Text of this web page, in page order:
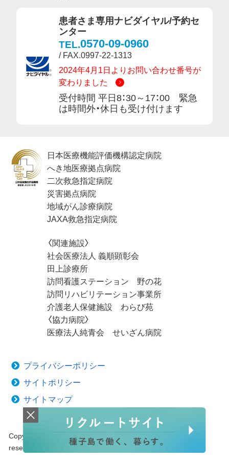
患者さま専用ナビダイヤル/予約セ
ンター
TEL.0570-09-0960
/ FAX.0997-22-1313
2024年4月1日よりお問い合わせ番号が
変わりました
受付時間 平日8：30～17：00 緊急
は時間外・休日も受け付けます
日本医療機能評価機構認定病院
へき地医療拠点病院
二次救急指定病院
災害拠点病院
地域がん診療病院
JAXA救急指定病院
〈関連施設〉
社会医療法人 義順顕彰会
田上診療所
訪問看護ステーション 野の花
訪問リハビリテーション事業所
介護老人保健施設 わらび苑
〈協力病院〉
医療法人純青会 せいざん病院
プライバシーポリシー
サイトポリシー
サイトマップ
Copyright © 2020 Tanegashima Medical Center. All rights
reserved.